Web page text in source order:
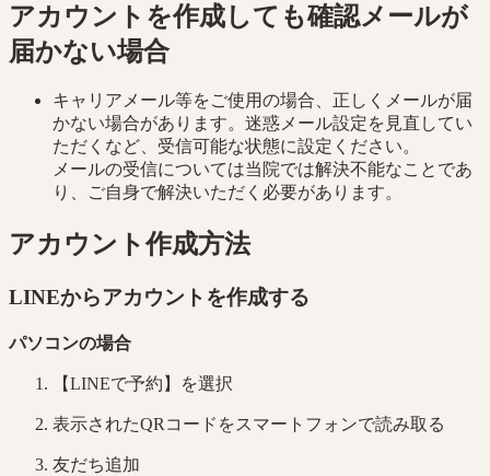
アカウントを作成しても確認メールが
届かない場合
キャリアメール等をご使用の場合、正しくメールが届
かない場合があります。迷惑メール設定を見直してい
ただくなど、受信可能な状態に設定ください。
メールの受信については当院では解決不能なことであ
り、ご自身で解決いただく必要があります。
アカウント作成方法
LINEからアカウントを作成する
パソコンの場合
【LINEで予約】を選択
表示されたQRコードをスマートフォンで読み取る
友だち追加